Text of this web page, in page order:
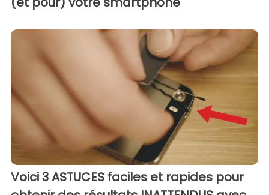
Voici 3 ASTUCES faciles et rapides pour